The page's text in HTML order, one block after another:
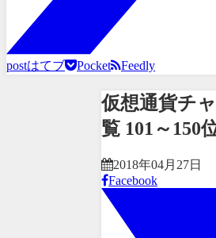
postはてブ Pocket Feedly
仮想通貨チ
覧 101～150
2018年04月27日
Facebook